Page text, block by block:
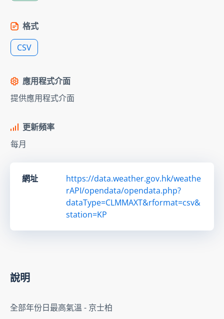
格式
CSV
應用程式介面
提供應用程式介面
更新頻率
每月
網址
https://data.weather.gov.hk/weathe
rAPI/opendata/opendata.php?
dataType=CLMMAXT&rformat=csv&
station=KP
說明
全部年份日最高氣溫 - 京士柏